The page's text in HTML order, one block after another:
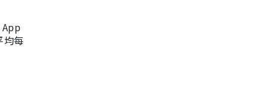
均每